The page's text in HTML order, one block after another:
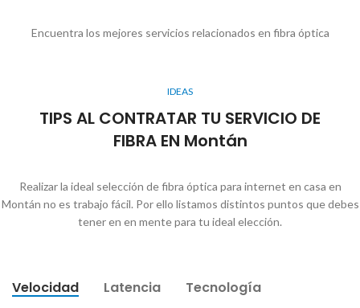
Encuentra los mejores servicios relacionados en fibra óptica
IDEAS
TIPS AL CONTRATAR TU SERVICIO DE
FIBRA EN Montán
Realizar la ideal selección de fibra óptica para internet en casa en
Montán no es trabajo fácil. Por ello listamos distintos puntos que debes
tener en en mente para tu ideal elección.
Velocidad Latencia
Tecnología